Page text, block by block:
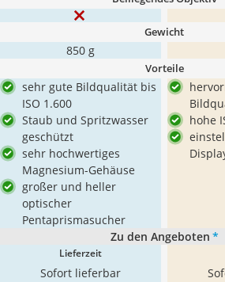
Gewicht
850 g
Vorteile
sehr gute Bildqualität bis
ISO 1.600
Staub und Spritzwasser
geschützt
sehr hochwertiges
Magnesium-Gehäuse
großer und heller
optischer
Pentaprismasucher
hohe
Zu den Angeboten *
Lieferzeit
Sofort lieferbar